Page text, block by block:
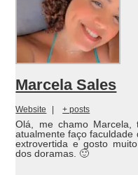
Marcela Sales
Website + posts
Olá, me chamo
atualmente faço faculdade
extrovertida e gosto
dos doramas. 🙂